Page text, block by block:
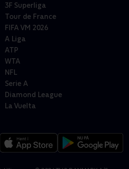
3F Superliga
Tour de France
FIFA VM 2026
A Liga
ATP
WTA
NFL
Serie A
Diamond League
La Vuelta